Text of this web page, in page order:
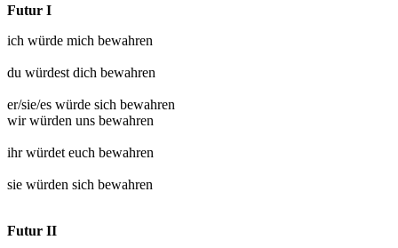
Futur I
ich würde mich bewahren
du würdest dich bewahren
er/sie/es würde sich bewahren
wir würden uns bewahren
ihr würdet euch bewahren
sie würden sich bewahren
Futur II